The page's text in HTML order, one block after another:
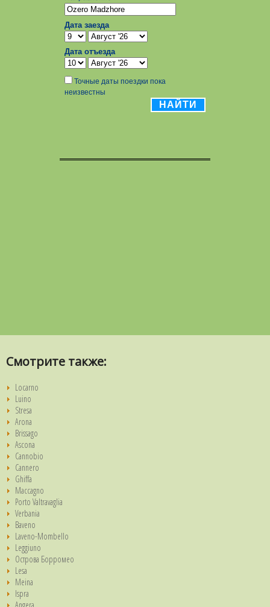
Смотрите также:
Locarno
Luino
Stresa
Arona
Brissago
Ascona
Cannobio
Cannero
Ghiffa
Maccagno
Porto Valtravaglia
Verbania
Baveno
Laveno-Mombello
Leggiuno
Острова Борромео
Lesa
Meina
Ispra
Angera